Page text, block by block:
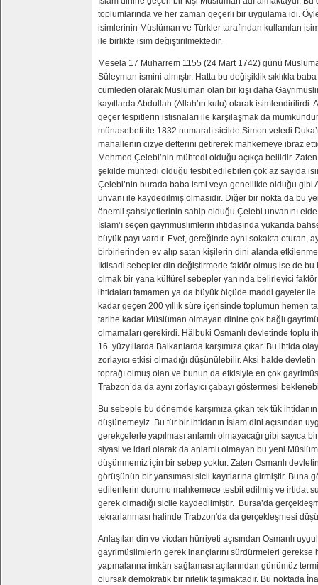
toplumlarında ve her zaman geçerli bir uygulama idi.
isimlerinin Müslüman ve Türkler tarafından kullanılan
ile birlikte isim değiştirilmektedir.
Mesela 17 Muharrem 1155 (24 Mart 1742) günü
Süleyman ismini almıştır. Hatta bu değişiklik sıklıkla
cümleden olarak Müslüman olan bir kişi daha
kayıtlarda Abdullah (Allah’ın kulu) olarak
geçer tespitlerin istisnaları ile karşılaşmak da
münasebeti ile 1832 numaralı sicilde Simon veledi
mahallenin cizye defterini getirerek mahkemeye ibraz
Mehmed Çelebi’nin mühtedi olduğu açıkça bellidir.
şekilde mühtedi olduğu tesbit edilebilen çok az sayıda
Çelebi’nin burada baba ismi veya genellikle olduğu gibi
unvanı ile kaydedilmiş olmasıdır. Diğer bir nokta da bu
önemli şahsiyetlerinin sahip olduğu Çelebi unvanını elde
İslam’ı seçen gayrimüslimlerin ihtidasında yukarıda
büyük payı vardır. Evet, gereğinde aynı sokakta oturan,
birbirlerinden ev alıp satan kişilerin dini alanda
İktisadi sebepler din değiştirmede faktör olmuş ise de
olmak bir yana kültürel sebepler yanında belirleyici faktör
ihtidaları tamamen ya da büyük ölçüde maddi gayeler
kadar geçen 200 yıllık süre içerisinde toplumun hemen
tarihe kadar Müslüman olmayan dinine çok bağlı
olmamaları gerekirdi. Hâlbuki Osmanlı devletinde toplu
16. yüzyıllarda Balkanlarda karşımıza çıkar. Bu ihtida
zorlayıcı etkisi olmadığı düşünülebilir. Aksi halde
toprağı olmuş olan ve bunun da etkisiyle en çok
Trabzon’da da aynı zorlayıcı çabayı göstermesi
Bu sebeple bu dönemde karşımıza çıkan tek tük ihtidanın
düşünemeyiz. Bu tür bir ihtidanın İslam dini açısından
gerekçelerle yapılması anlamlı olmayacağı gibi sayıca
siyasi ve idari olarak da anlamlı olmayan bu yeni
düşünmemiz için bir sebep yoktur. Zaten Osmanlı
görüşünün bir yansıması sicil kayıtlarına girmiştir. Buna
edilenlerin durumu mahkemece tesbit edilmiş ve irtidat
gerek olmadığı sicile kaydedilmiştir. Bursa’da
tekrarlanması halinde Trabzon'da da gerçekleşmesi
Anlaşılan din ve vicdan hürriyeti açısından Osmanlı
gayrimüslimlerin gerek inançlarını sürdürmeleri
yapmalarına imkân sağlaması açılarından günümüz
olursak demokratik bir nitelik taşımaktadır. Bu noktada